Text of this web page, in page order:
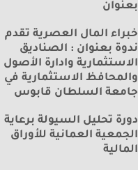
بعنوان
خبراء المال العصرية تقدم
ندوة بعنوان : الصناديق
الاستثمارية وادارة الأصول
والمحافظ الاستثمارية في
جامعة السلطان قابوس
دورة تحليل السيولة برعاية
الجمعية العمانية للأوراق
المالية